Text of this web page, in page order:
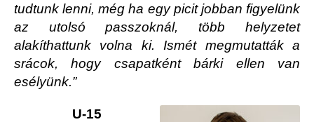
tudtunk lenni, még ha egy picit jobban figyelünk
az utolsó passzoknál, több helyzetet
alakíthattunk volna ki. Ismét megmutatták a
srácok, hogy csapatként bárki ellen van
esélyünk.”
U-15